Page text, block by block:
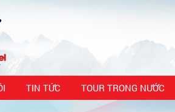
TIN TỨC TOUR TRONG NƯỚC